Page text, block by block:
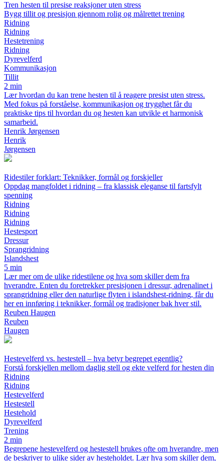
Tren hesten til presise reaksjoner uten stress
Bygg tillit og presisjon gjennom rolig og målrettet trening
Ridning
Ridning
Hestetrening
Ridning
Dyrevelferd
Kommunikasjon
Tillit
2 min
Lær hvordan du kan trene hesten til å reagere presist uten stress.
Med fokus på forståelse, kommunikasjon og trygghet får du
praktiske tips til hvordan du og hesten kan utvikle et harmonisk
samarbeid.
Henrik Jørgensen
Henrik
Jørgensen
Ridestiler forklart: Teknikker, formål og forskjeller
Oppdag mangfoldet i ridning – fra klassisk eleganse til fartsfylt
spenning
Ridning
Ridning
Ridning
Hestesport
Dressur
Sprangridning
Islandshest
5 min
Lær mer om de ulike ridestilene og hva som skiller dem fra
hverandre. Enten du foretrekker presisjonen i dressur, adrenalinet i
sprangridning eller den naturlige flyten i islandshest-ridning, får du
her en innføring i teknikker, formål og tradisjoner bak hver stil.
Reuben Haugen
Reuben
Haugen
Hestevelferd vs. hestestell – hva betyr begrepet egentlig?
Forstå forskjellen mellom daglig stell og ekte velferd for hesten din
Ridning
Ridning
Hestevelferd
Hestestell
Hestehold
Dyrevelferd
Trening
2 min
Begrepene hestevelferd og hestestell brukes ofte om hverandre, men
de beskriver to ulike sider av hesteholdet. Lær hva som skiller dem,